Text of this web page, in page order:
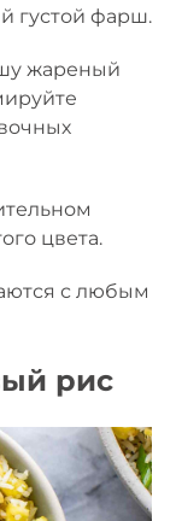
густой фарш.
жареный
цвета.
с любым
рис